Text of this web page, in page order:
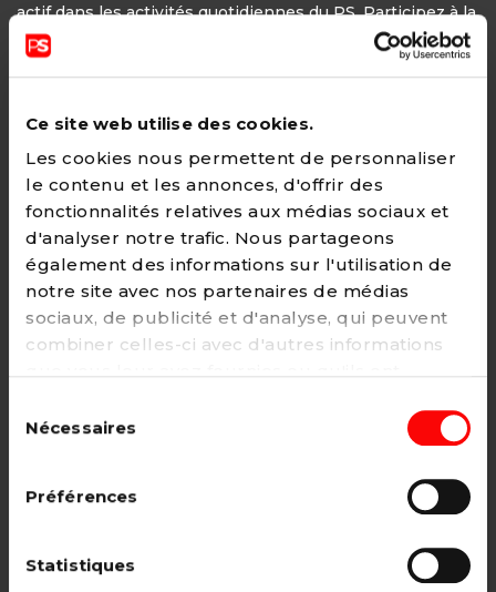
Ce site web utilise des cookies.
Les cookies nous permettent de personnaliser
le contenu et les annonces, d'offrir des
fonctionnalités relatives aux médias sociaux et
d'analyser notre trafic. Nous partageons
également des informations sur l'utilisation de
notre site avec nos partenaires de médias
sociaux, de publicité et d'analyse, qui peuvent
combiner celles-ci avec d'autres informations
services. Vous pouvez à tout moment modifier
politique
duNécessaires
Préférences
Statistiques
actif dans les activités quotidiennes du PS. Participez à la
définition des positions politiques.
24€ - Paiement annuel
CHOISIR →
Adhésion
2€ - Paiement mensuel
Adhésion étudiant, pensionné, en